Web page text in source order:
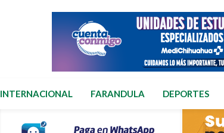
INTERNACIONAL FARANDULA DEPORTES